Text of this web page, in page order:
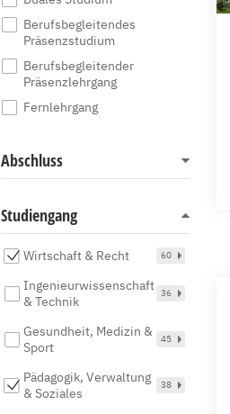
Berufsbegleitendes
Präsenzstudium
Berufsbegleitender
Präsenzlehrgang
Fernlehrgang
Abschluss
Studiengang
Wirtschaft & Recht 60
Ingenieurwissenschaft
& Technik
36
Gesundheit, Medizin &
Sport
45
Pädagogik, Verwaltung
& Soziales
38